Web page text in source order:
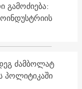
გამოძიება:
ძამბოლატ
პოლიტიკაში